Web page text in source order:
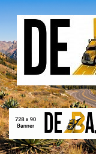
Saltar
contenido